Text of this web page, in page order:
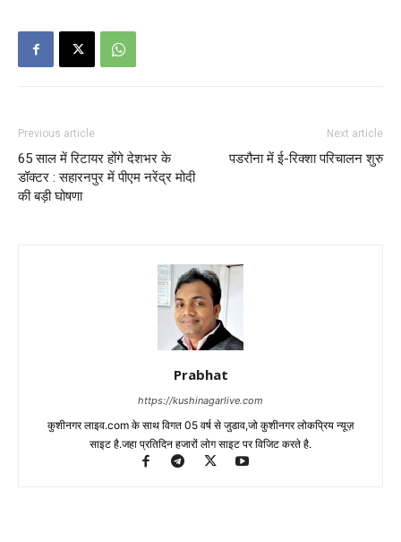
Previous article
65 साल में रिटायर होंगे देशभर के
डॉक्टर : सहारनपुर में पीएम नरेंद्र मोदी
की बड़ी घोषणा
Next article
पडरौना में ई-रिक्शा परिचालन शुरु
Prabhat
https://kushinagarlive.com
कुशीनगर लाइव.com के साथ विगत 05 वर्ष से जुडाव,जो कुशीनगर लोकप्रिय न्यूज़
साइट है.जहा प्रतिदिन हजारों लोग साइट पर विजिट करते है.